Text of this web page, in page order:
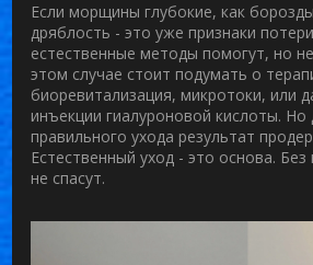
Если морщины глубокие, как
дряблость - это уже признаки
естественные методы помогут, но
этом случае стоит подумать о
биоревитализация, микротоки, или
инъекции гиалуроновой кислоты. Но
правильного ухода результат
Естественный уход - это основа.
не спасут.